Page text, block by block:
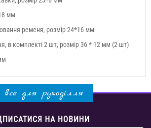
мм
ременя, розмір 24*16 мм
в комплекті 2 шт, розмір 36 * 12 мм (2 шт)
для рукоділля
НА НОВИНИ